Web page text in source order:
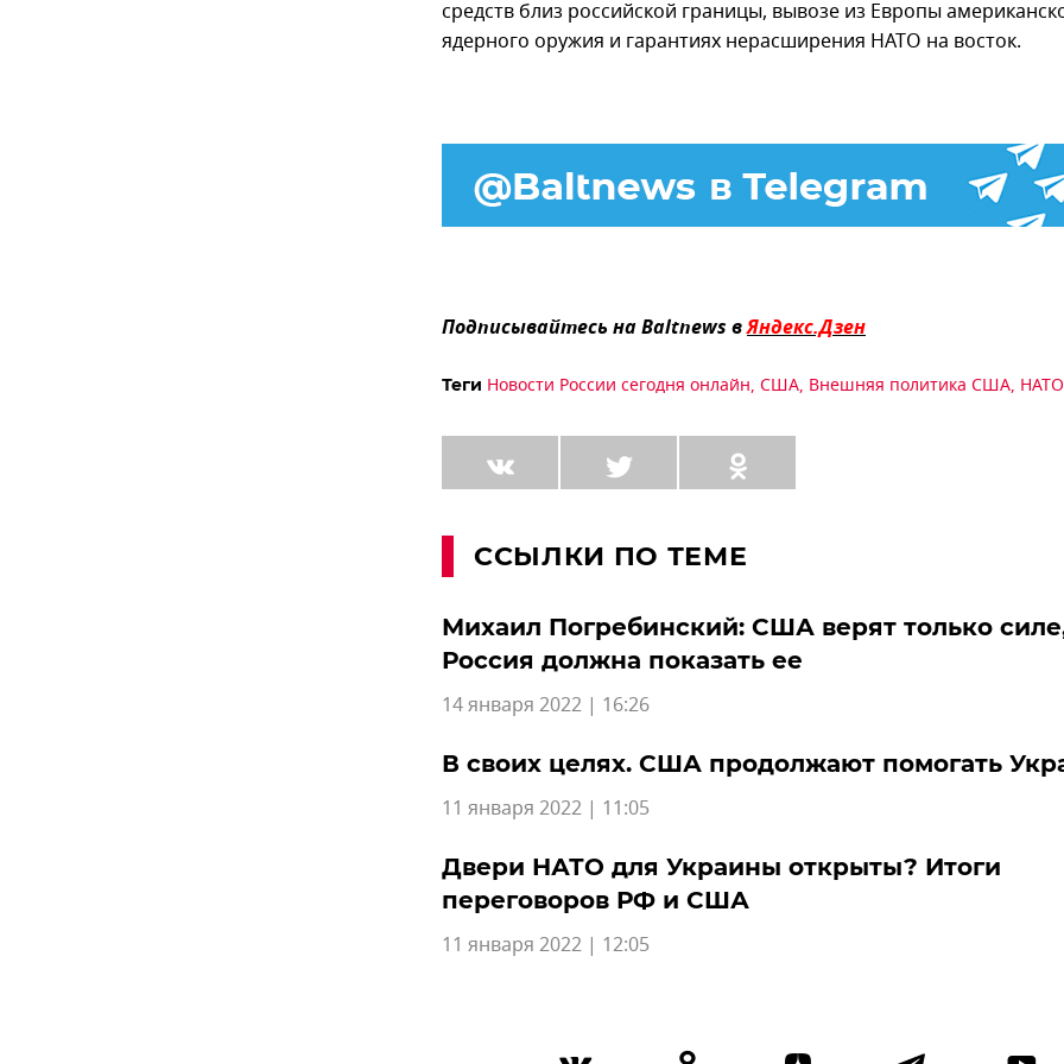
средств близ российской границы, вывозе из Европы
ядерного оружия и гарантиях нерасширения НАТО на восток.
Подписывайтесь на Baltnews вЯндекс.Дзен
Теги Новости России сегодня онлайн, США, Внешняя политика США, НАТО
ССЫЛКИ ПО ТЕМЕ
Михаил Погребинский: США верят только
Россия должна показать ее
14 января 2022 | 16:26
В своих целях. США продолжают помогать
11 января 2022 | 11:05
Двери НАТО для Украины открыты? Итоги
переговоров РФ и США
11 января 2022 | 12:05